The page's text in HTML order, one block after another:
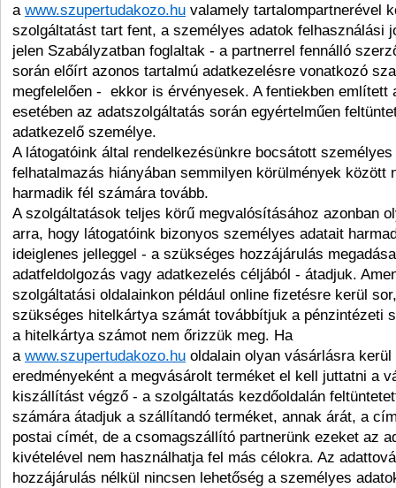
a www.szupertudakozo.hu valamely tartalompartnerével
szolgáltatást tart fent, a személyes adatok felhasználási
jelen Szabályzatban foglaltak - a partnerrel fennálló
során előírt azonos tartalmú adatkezelésre vonatkozó
megfelelően - ekkor is érvényesek. A fentiekben említett
esetében az adatszolgáltatás során egyértelműen
adatkezelő személye.
A látogatóink által rendelkezésünkre bocsátott
felhatalmazás hiányában semmilyen körülmények között
harmadik fél számára tovább.
A szolgáltatások teljes körű megvalósításához azonban
arra, hogy látogatóink bizonyos személyes adatait
ideiglenes jelleggel - a szükséges hozzájárulás
adatfeldolgozás vagy adatkezelés céljából - átadjuk.
szolgáltatási oldalainkon például online fizetésre kerül
szükséges hitelkártya számát továbbítjuk a pénzintézeti
a hitelkártya számot nem őrizzük meg. Ha
a www.szupertudakozo.hu oldalain olyan vásárlásra
eredményeként a megvásárolt terméket el kell juttatni a
kiszállítást végző - a szolgáltatás kezdőoldalán
számára átadjuk a szállítandó terméket, annak árát, a
postai címét, de a csomagszállító partnerünk ezeket az
kivételével nem használhatja fel más célokra. Az
hozzájárulás nélkül nincsen lehetőség a személyes